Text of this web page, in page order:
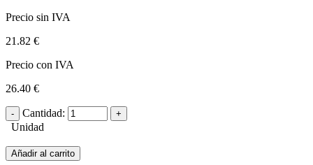
Precio sin IVA
21.82 €
Precio con IVA
26.40 €
Cantidad:
Unidad
Añadir al carrito